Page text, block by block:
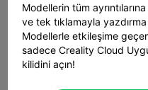
Modellerin tüm
ve tek tıklamayla
Modellerle etkileşime
sadece Creality Cloud
kilidini açın!